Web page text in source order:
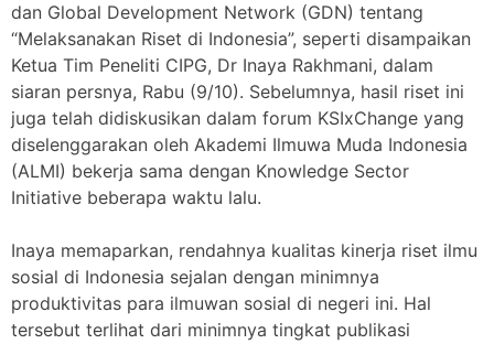
dan Global Development Network (GDN) tentang
“Melaksanakan Riset di Indonesia”, seperti disampaikan
Ketua Tim Peneliti CIPG, Dr Inaya Rakhmani, dalam
siaran persnya, Rabu (9/10). Sebelumnya, hasil riset ini
juga telah didiskusikan dalam forum KSIxChange yang
diselenggarakan oleh Akademi Ilmuwa Muda Indonesia
(ALMI) bekerja sama dengan Knowledge Sector
Initiative beberapa waktu lalu.
Inaya memaparkan, rendahnya kualitas kinerja riset ilmu
sosial di Indonesia sejalan dengan minimnya
produktivitas para ilmuwan sosial di negeri ini. Hal
tersebut terlihat dari minimnya tingkat publikasi